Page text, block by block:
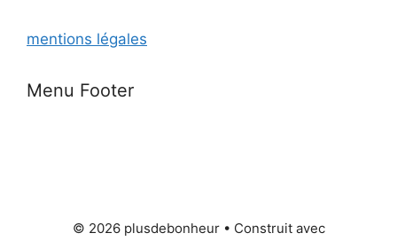
mentions légales
Menu Footer
© 2026 plusdebonheur• Construit avec